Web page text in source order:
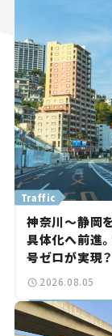
Traffic
神奈川～静岡
具体化へ前進
号ゼロが実現
2026.08.05